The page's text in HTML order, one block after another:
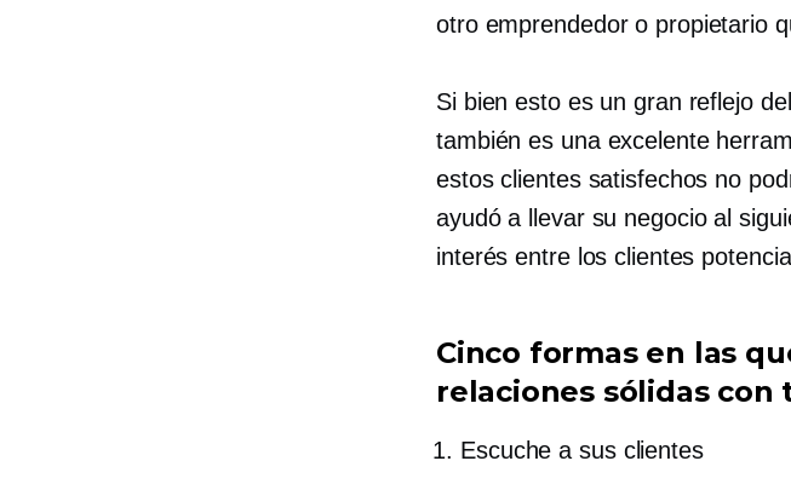
otro emprendedor o propietario
Si bien esto es un gran reflejo
también es una excelente
estos clientes satisfechos no
ayudó a llevar su negocio al
interés entre los clientes
Cinco formas en las
relaciones sólidas con
Escuche a sus clientes